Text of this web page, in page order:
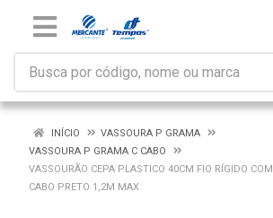
INÍCIO
VASSOURA P GRAMA
VASSOURA P GRAMA C CABO
VASSOURÃO CEPA PLASTICO 40CM FIO RÍGIDO COM
CABO PRETO 1,2M MAX